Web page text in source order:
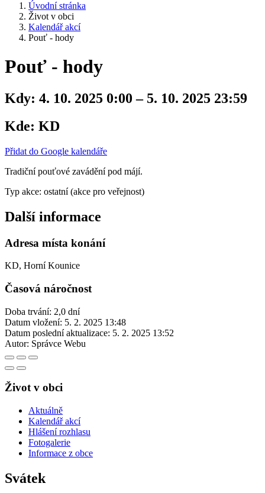
Úvodní stránka
Život v obci
Kalendář akcí
Pouť - hody
Pouť - hody
Kdy: 4. 10. 2025 0:00 – 5. 10. 2025 23:59
Kde: KD
Přidat do Google kalendáře
Tradiční pouťové zavádění pod májí.
Typ akce: ostatní (akce pro veřejnost)
Další informace
Adresa místa konání
KD, Horní Kounice
Časová náročnost
Doba trvání: 2,0 dní
Datum vložení: 5. 2. 2025 13:48
Datum poslední aktualizace: 5. 2. 2025 13:52
Autor: Správce Webu
Život v obci
Aktuálně
Kalendář akcí
Hlášení rozhlasu
Fotogalerie
Informace z obce
Svátek